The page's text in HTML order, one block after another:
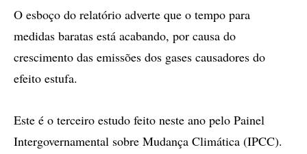
O esboço do relatório adverte que o tempo para
medidas baratas está acabando, por causa do
crescimento das emissões dos gases causadores do
efeito estufa.
Este é o terceiro estudo feito neste ano pelo Painel
Intergovernamental sobre Mudança Climática (IPCC).